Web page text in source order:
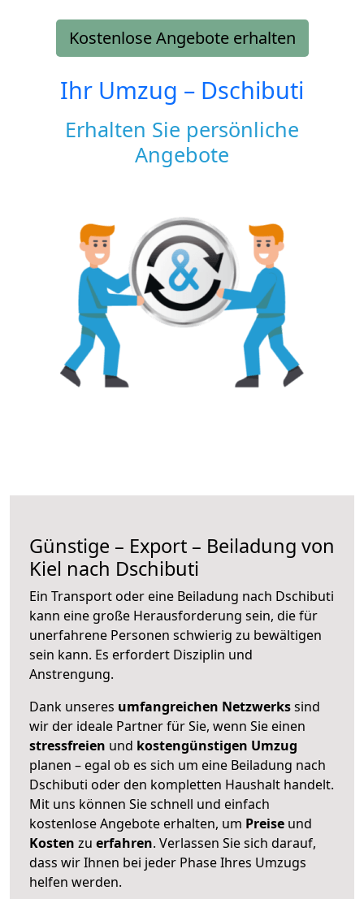
Kostenlose Angebote erhalten
Ihr Umzug – Dschibuti
Erhalten Sie persönliche
Angebote
Günstige – Export – Beiladung von
Kiel nach Dschibuti
Ein Transport oder eine Beiladung nach Dschibuti
kann eine große Herausforderung sein, die für
unerfahrene Personen schwierig zu bewältigen
sein kann. Es erfordert Disziplin und
Anstrengung.
Dank unseres umfangreichen Netzwerkssind
wir der ideale Partner für Sie, wenn Sie einen
stressfreien und kostengünstigen Umzug
planen – egal ob es sich um eine Beiladung nach
Dschibuti oder den kompletten Haushalt handelt.
Mit uns können Sie schnell und einfach
kostenlose Angebote erhalten, um Preise und
Kosten zu erfahren. Verlassen Sie sich darauf,
dass wir Ihnen bei jeder Phase Ihres Umzugs
helfen werden.